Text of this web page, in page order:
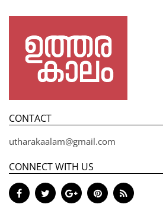
CONTACT
utharakaalam@gmail.com
CONNECT WITH US